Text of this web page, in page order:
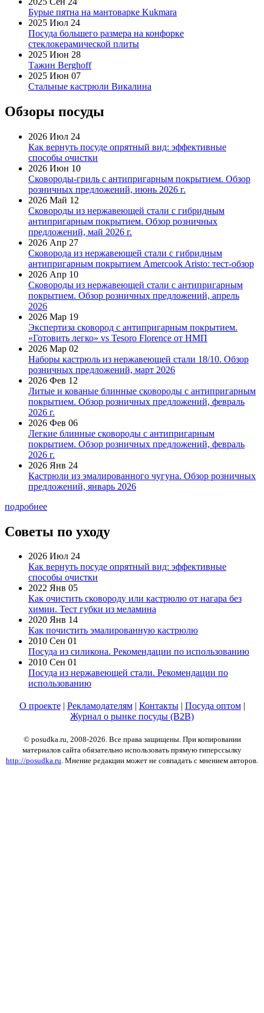
Бурые пятна на мантоварке Kukmara
2025 Июл 24
Посуда большего размера на конфорке
стеклокерамической плиты
2025 Июн 28
Тажин Berghoff
2025 Июн 07
Стальные кастрюли Викалина
Обзоры посуды
2026 Июл 24
Как вернуть посуде опрятный вид: эффективные
способы очистки
2026 Июн 10
Сковороды-гриль с антипригарным покрытием. Обзор
розничных предложений, июнь 2026 г.
2026 Май 12
Сковороды из нержавеющей стали с гибридным
антипригарным покрытием. Обзор розничных
предложений, май 2026 г.
2026 Апр 27
Сковорода из нержавеющей стали с гибридным
антипригарным покрытием Amercook Aristo: тест-обзор
2026 Апр 10
Сковороды из нержавеющей стали с антипригарным
покрытием. Обзор розничных предложений, апрель
2026
2026 Мар 19
Экспертиза сковород с антипригарным покрытием.
«Готовить легко» vs Tesoro Florence от НМП
2026 Мар 02
Наборы кастрюль из нержавеющей стали 18/10. Обзор
розничных предложений, март 2026
2026 Фев 12
Литые и кованые блинные сковороды с антипригарным
покрытием. Обзор розничных предложений, февраль
2026 г.
2026 Фев 06
Легкие блинные сковороды с антипригарным
покрытием. Обзор розничных предложений, февраль
2026 г.
2026 Янв 24
Кастрюли из эмалированного чугуна. Обзор розничных
предложений, январь 2026
подробнее
Советы по уходу
2026 Июл 24
Как вернуть посуде опрятный вид: эффективные
способы очистки
2022 Янв 05
Как очистить сковороду или кастрюлю от нагара без
химии. Тест губки из меламина
2020 Янв 14
Как почистить эмалированную кастрюлю
2010 Сен 01
Посуда из силикона. Рекомендации по использованию
2010 Сен 01
Посуда из нержавеющей стали. Рекомендации по
использованию
О проекте| Рекламодателям| Контакты| Посуда оптом|
Журнал о рынке посуды (B2B)
© posudka.ru, 2008-2026. Все права защищены. При копировании
материалов сайта обязательно использовать прямую гиперссылку
http://posudka.ru. Мнение редакции может не совпадать с мнением авторов.